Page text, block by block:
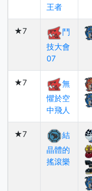
王者
★7
鬥
技大會
07
★7
無
懼於空
中飛人
★7
結
晶體的
搖滾樂